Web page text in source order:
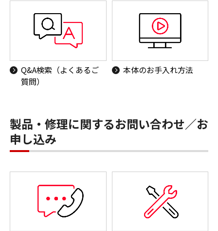
Q&A検索（よくあるご
質問）
本体のお手入れ方法
製品・修理に関するお問い合わせ／お
申し込み